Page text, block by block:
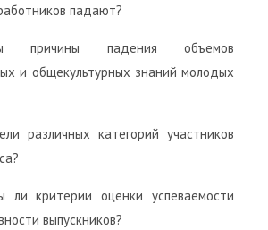
падают?
причины падения объемов
и общекультурных знаний молодых
различных категорий участников
ли критерии оценки успеваемости
выпускников?